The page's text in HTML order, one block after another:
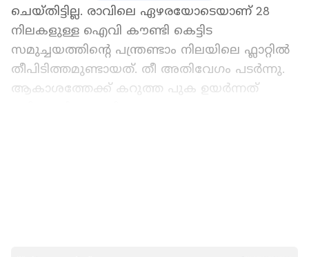
ചെയ്തിട്ടില്ല. രാവിലെ ഏഴരയോടെയാണ് 28
നിലകളുള്ള ഐവി കൗണ്ടി കെട്ടിട
സമുച്ചയത്തിന്റെ പന്ത്രണ്ടാം നിലയിലെ ഫ്ലാറ്റിൽ
തീപിടിത്തമുണ്ടായത്. തീ അതിവേഗം പടർന്നു.
ആകാശത്തേക്ക് കറുത്ത പുക ഉയർന്നത്